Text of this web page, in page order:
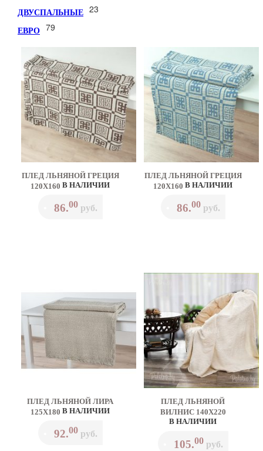
ДВУСПАЛЬНЫЕ 23
ЕВРО 79
ПЛЕД ЛЬНЯНОЙ ГРЕЦИЯ
120Х160 В НАЛИЧИИ
86.00руб.
ПЛЕД ЛЬНЯНОЙ ГРЕЦИЯ
120Х160 В НАЛИЧИИ
86.00руб.
ПЛЕД ЛЬНЯНОЙ ЛИРА
125Х180 В НАЛИЧИИ
92.00руб.
ПЛЕД ЛЬНЯНОЙ
ВИЛНИС 140Х220
В НАЛИЧИИ
105.00руб.